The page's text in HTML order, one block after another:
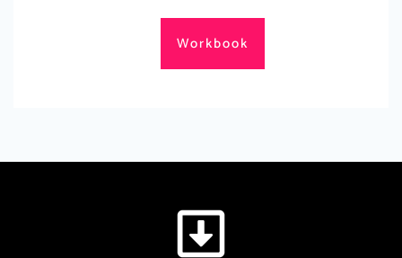
Workbook